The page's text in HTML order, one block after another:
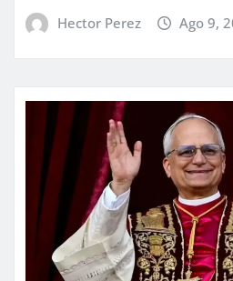
Hector Perez Ago 9,